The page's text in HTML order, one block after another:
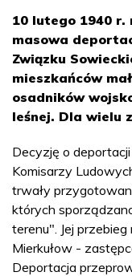
10 lutego 1940 r.
masowa
Związku
mieszkańców
osadników
leśnej. Dla wielu
Decyzję o
Komisarzy
trwały
których
terenu". Jej
Mierkułow -
Deportacja